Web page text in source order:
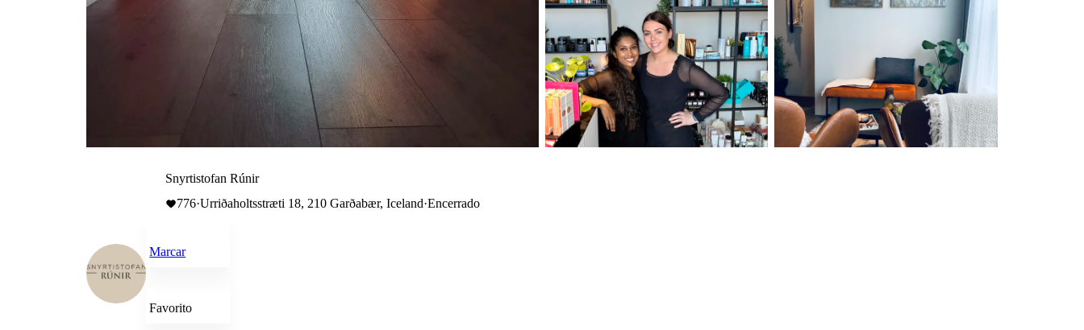
Snyrtistofan Rúnir
776·Urriðaholtsstræti 18, 210 Garðabær, Iceland·Encerrado
Marcar
Favorito